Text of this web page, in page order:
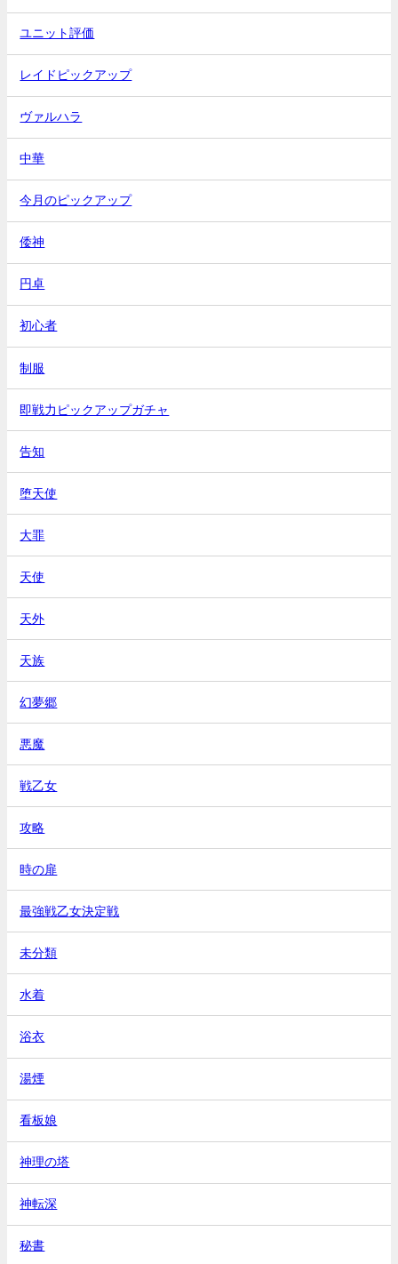
ユニット評価
レイドピックアップ
ヴァルハラ
中華
今月のピックアップ
倭神
円卓
初心者
制服
即戦力ピックアップガチャ
告知
堕天使
大罪
天使
天外
天族
幻夢郷
悪魔
戦乙女
攻略
時の扉
最強戦乙女決定戦
未分類
水着
浴衣
湯煙
看板娘
神理の塔
神転深
秘書